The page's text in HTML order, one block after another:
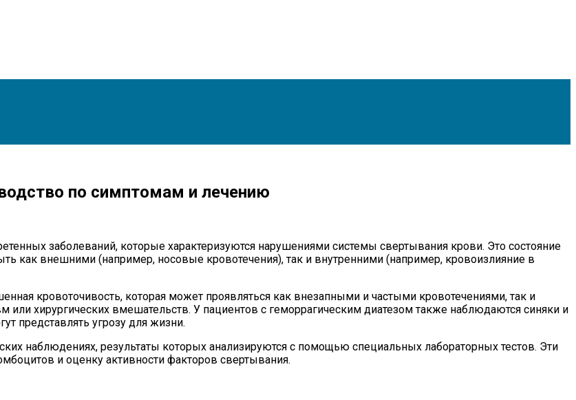
по симптомам и лечению
заболеваний, которые характеризуются нарушениями системы свертывания крови. Это состояние
как внешними (например, носовые кровотечения), так и внутренними (например, кровоизлияние в
кровоточивость, которая может проявляться как внезапными и частыми кровотечениями, так и
хирургических вмешательств. У пациентов с геморрагическим диатезом также наблюдаются синяки и
представлять угрозу для жизни.
наблюдениях, результаты которых анализируются с помощью специальных лабораторных тестов. Эти
и оценку активности факторов свертывания.